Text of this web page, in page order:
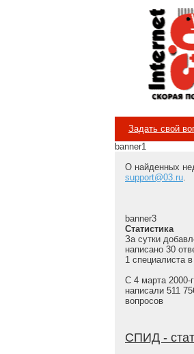
Internet
Скорая
Задать свой
banner1
О найденных
support@03.ru.
banner3
Статистика
За сутки
написано 30
1 специалиста
С 4 марта 2000-
написали 511
вопросов
СПИД -